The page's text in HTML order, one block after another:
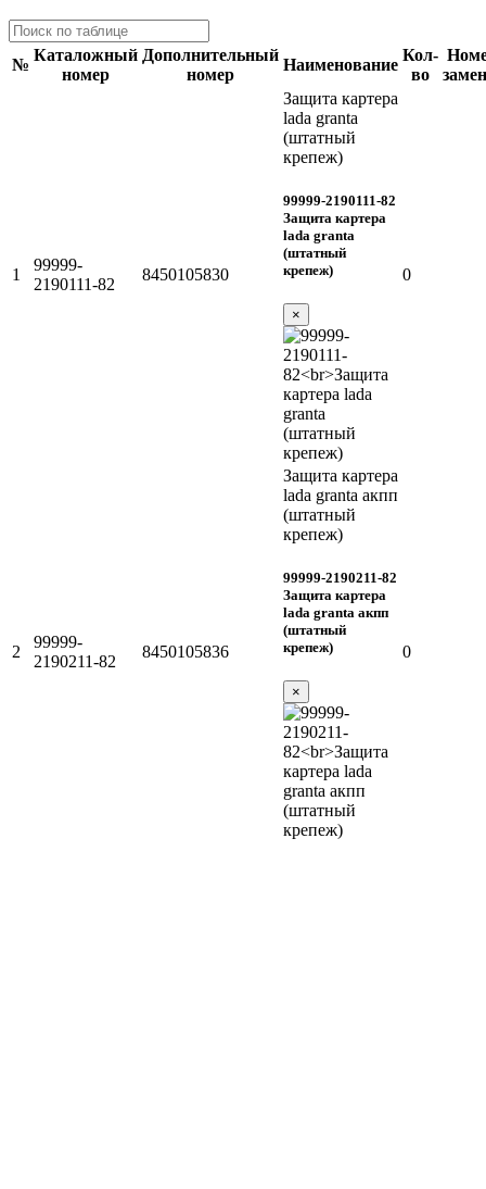
№
Каталожный
номер
Дополнительный
номер
Наименование
Кол-
во
1
99999-
2190111-82
8450105830
Защита картера
lada granta
(штатный
крепеж)
99999-2190111-82
Защита картера
lada granta
(штатный
крепеж)
×
0
2
99999-
2190211-82
8450105836
Защита картера
lada granta акпп
(штатный
крепеж)
99999-2190211-82
Защита картера
lada granta акпп
(штатный
крепеж)
×
0